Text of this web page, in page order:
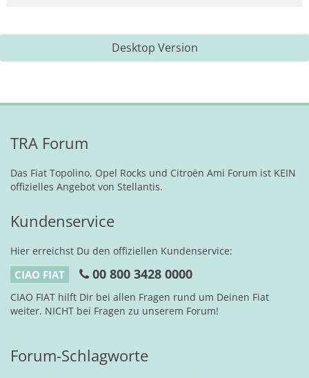
Desktop Version
TRA Forum
Das Fiat Topolino, Opel Rocks und Citroën Ami Forum ist KEIN
offizielles Angebot von Stellantis.
Kundenservice
Hier erreichst Du den offiziellen Kundenservice:
CIAO FIAT 00 800 3428 0000
CIAO FIAT hilft Dir bei allen Fragen rund um Deinen Fiat
weiter. NICHT bei Fragen zu unserem Forum!
Forum-Schlagworte